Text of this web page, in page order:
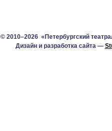
© 2010–2026 «Петербургский
Дизайн и разработка сайта —